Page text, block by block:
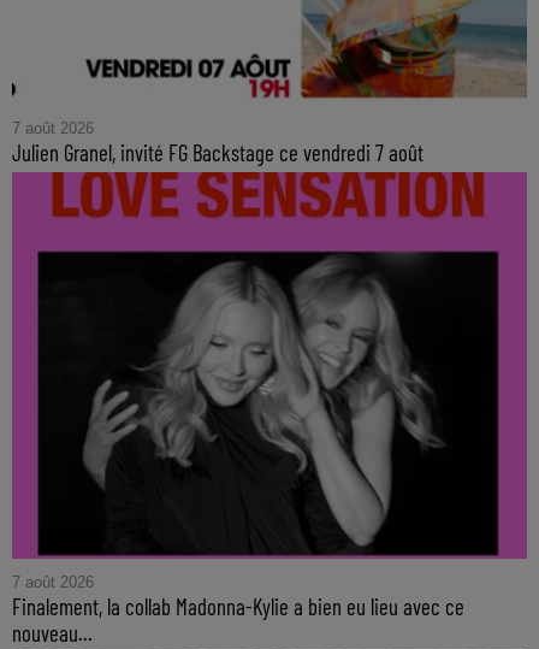
7 août 2026
Julien Granel, invité FG Backstage ce vendredi 7 août
7 août 2026
Finalement, la collab Madonna-Kylie a bien eu lieu avec ce
nouveau...